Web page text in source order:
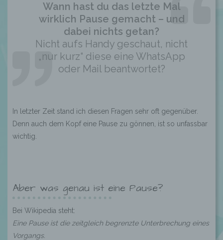
Wann hast du das letzte Mal
wirklich Pause gemacht – und
dabei nichts getan?
Nicht aufs Handy geschaut, nicht
„nur kurz“ diese eine WhatsApp
oder Mail beantwortet?
In letzter Zeit stand ich diesen Fragen sehr oft gegenüber.
Denn auch dem Kopf eine Pause zu gönnen, ist so unfassbar
wichtig.
Aber was genau ist eine Pause?
Bei Wikipedia steht:
Eine Pause ist die zeitgleich begrenzte Unterbrechung eines
Vorgangs.